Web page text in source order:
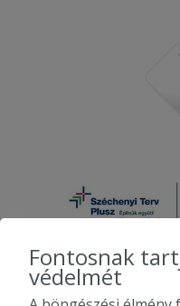
Fontosnak
védelmét